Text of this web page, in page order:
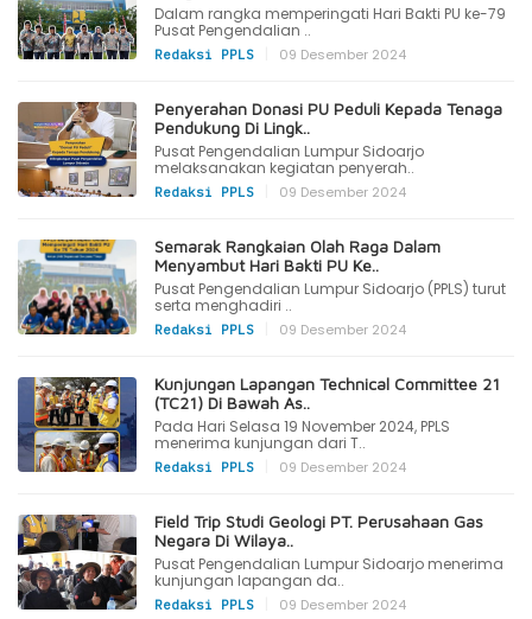
Dalam rangka memperingati Hari Bakti PU ke-79
Pusat Pengendalian ..
Redaksi PPLS 09 Desember 2024
Penyerahan Donasi PU Peduli Kepada Tenaga
Pendukung Di Lingk..
Pusat Pengendalian Lumpur Sidoarjo
melaksanakan kegiatan penyerah..
Redaksi PPLS 09 Desember 2024
Semarak Rangkaian Olah Raga Dalam
Menyambut Hari Bakti PU Ke..
Pusat Pengendalian Lumpur Sidoarjo (PPLS) turut
serta menghadiri ..
Redaksi PPLS 09 Desember 2024
Kunjungan Lapangan Technical Committee 21
(TC21) Di Bawah As..
Pada Hari Selasa 19 November 2024, PPLS
menerima kunjungan dari T..
Redaksi PPLS 09 Desember 2024
Field Trip Studi Geologi PT. Perusahaan Gas
Negara Di Wilaya..
Pusat Pengendalian Lumpur Sidoarjo menerima
kunjungan lapangan da..
Redaksi PPLS 09 Desember 2024